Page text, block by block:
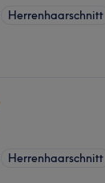
Herrenhaarschnitt
Herrenhaarschnitt